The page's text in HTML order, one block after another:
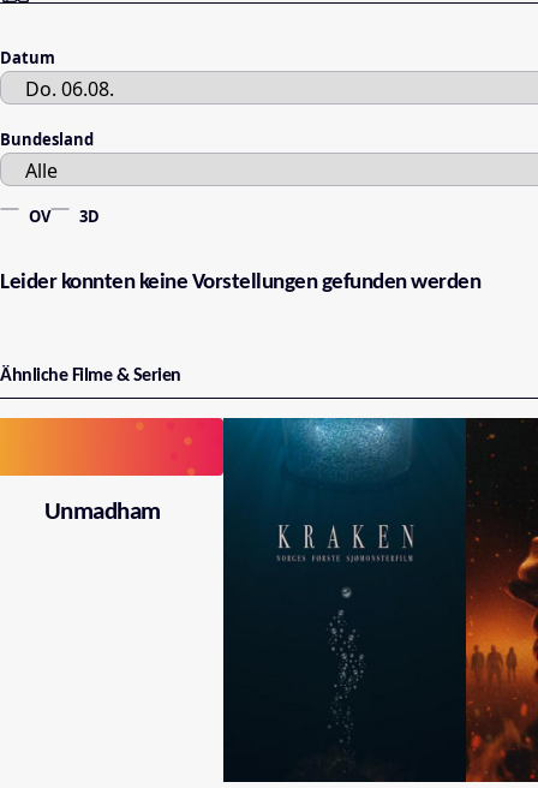
Datum
Bundesland
OV 3D
Leider konnten keine Vorstellungen gefunden werden
Ähnliche Filme & Serien
Unmadham